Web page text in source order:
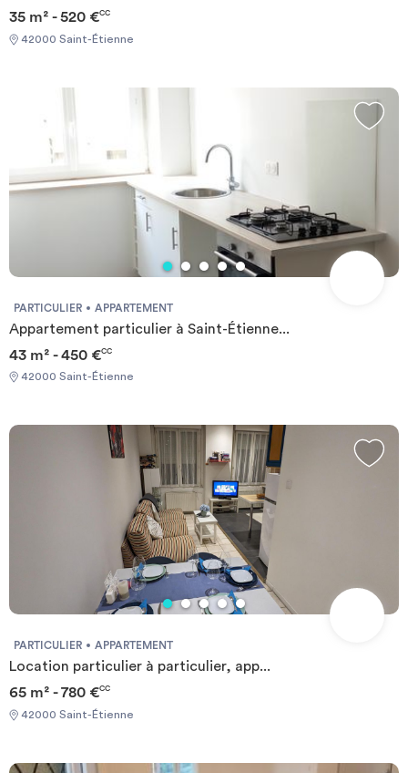
35 m² - 520 €CC
42000 Saint-Étienne
PARTICULIER APPARTEMENT
Appartement particulier à Saint-Étienne...
43 m² - 450 €CC
42000 Saint-Étienne
PARTICULIER APPARTEMENT
Location particulier à particulier, app...
65 m² - 780 €CC
42000 Saint-Étienne